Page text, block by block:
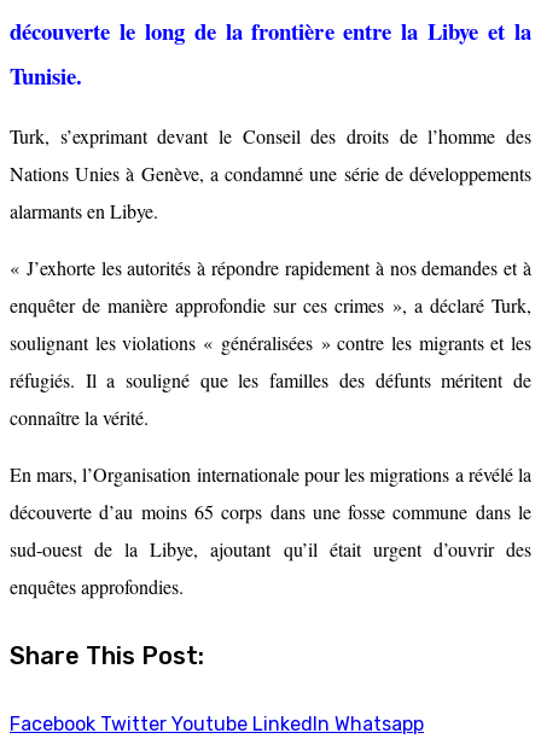
découverte le long de la frontière entre la Libye et la
Tunisie.
Turk, s’exprimant devant le Conseil des droits de l’homme des
Nations Unies à Genève, a condamné une série de développements
alarmants en Libye.
« J’exhorte les autorités à répondre rapidement à nos demandes et à
enquêter de manière approfondie sur ces crimes », a déclaré Turk,
soulignant les violations « généralisées » contre les migrants et les
réfugiés. Il a souligné que les familles des défunts méritent de
connaître la vérité.
En mars, l’Organisation internationale pour les migrations a révélé la
découverte d’au moins 65 corps dans une fosse commune dans le
sud-ouest de la Libye, ajoutant qu’il était urgent d’ouvrir des
enquêtes approfondies.
Share This Post:
Facebook Twitter Youtube LinkedIn Whatsapp